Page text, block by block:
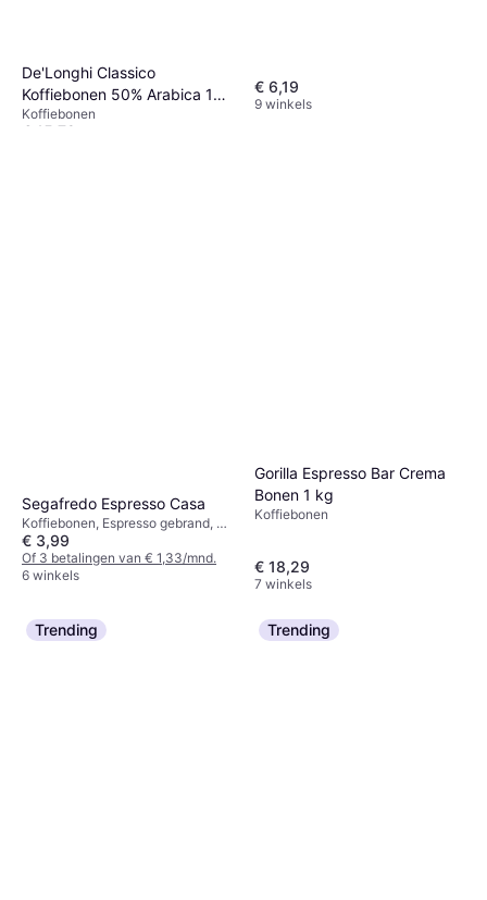
De'Longhi Classico
Koffiebonen 50% Arabica 1
kg
Koffiebonen
€ 15,79
€ 6,19
9 winkels
Segafredo Espresso Casa
Koffiebonen, Espresso gebrand, 4-
verpakking Cafeïne
€ 3,99
Of 3 betalingen van € 1,33/mnd.
6 winkels
Gorilla Espresso Bar Crema
Bonen 1 kg
Koffiebonen
€ 18,29
7 winkels
Trending Trending